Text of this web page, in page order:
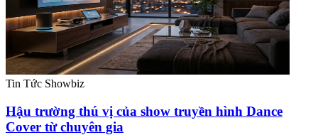
Tin Tức Showbiz
Hậu trường thú vị của show truyền hình Dance
Cover từ chuyên gia